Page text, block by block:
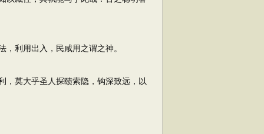
利用出入，民咸用之谓之神。
莫大乎圣人探赜索隐，钩深致远，以